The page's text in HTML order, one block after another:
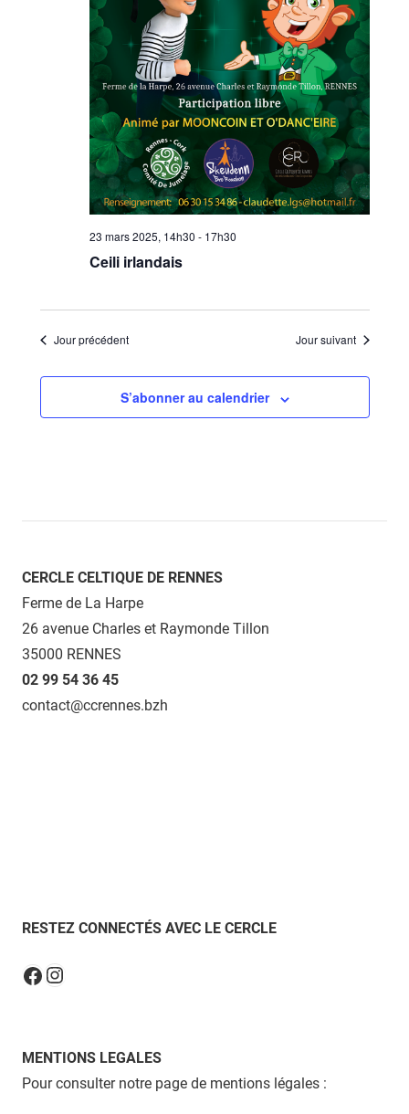
23 mars 2025, 14h30 - 17h30
Ceili irlandais
Jour précédent Jour suivant
S’abonner au calendrier
CERCLE CELTIQUE DE RENNES
Ferme de La Harpe
26 avenue Charles et Raymonde Tillon
35000 RENNES
02 99 54 36 45
contact@ccrennes.bzh
RESTEZ CONNECTÉS AVEC LE CERCLE
Facebook
Instagram
MENTIONS LEGALES
Pour consulter notre page de mentions légales :